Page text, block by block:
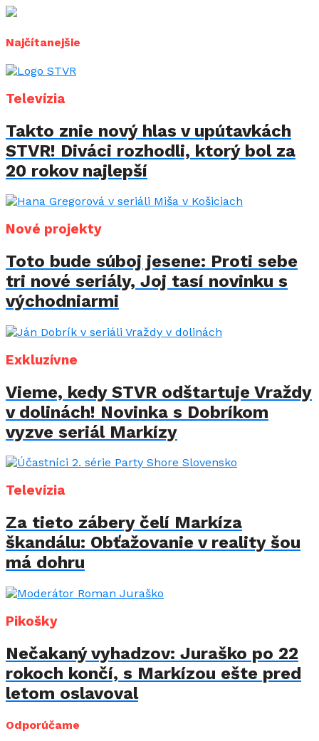
Najčítanejšie
Televízia
Takto znie nový hlas v upútavkách
STVR! Diváci rozhodli, ktorý bol za
20 rokov najlepší
Nové projekty
Toto bude súboj jesene: Proti sebe
tri nové seriály, Joj tasí novinku s
východniarmi
Exkluzívne
Vieme, kedy STVR odštartuje Vraždy
v dolinách! Novinka s Dobríkom
vyzve seriál Markízy
Televízia
Za tieto zábery čelí Markíza
škandálu: Obťažovanie v reality šou
má dohru
Pikošky
Nečakaný vyhadzov: Juraško po 22
rokoch končí, s Markízou ešte pred
letom oslavoval
Odporúčame